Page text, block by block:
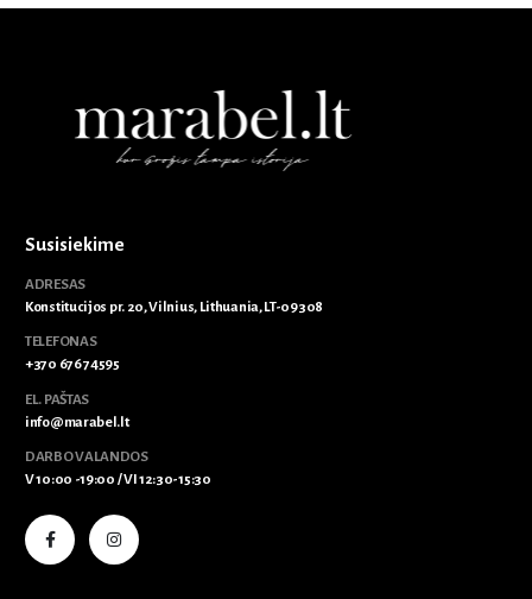
ADRESAS
TELEFONAS
EL. PAŠTAS
DARBO VALANDOS